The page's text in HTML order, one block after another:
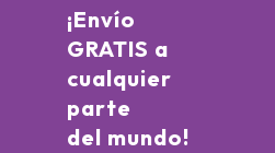
¡Envío
GRATIS a
cualquier
parte
del mundo!